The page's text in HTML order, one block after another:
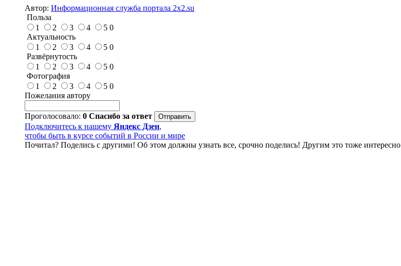
Автор: Информационная служба портала 2x2.su
Польза
1
2 3 4 5 0
Актуальность
1
2 3 4 5 0
Развёрнутость
1
2 3 4 5 0
Фотография
1
2 3 4 5 0
Пожелания автору
Проголосовало: 0 Спасибо за ответ
Подключитесь к нашему Яндекс Дзен,
чтобы быть в курсе событий в России и мире
Почитал? Поделись с другими! Об этом должны узнать все, срочно поделись! Другим это тоже интересно